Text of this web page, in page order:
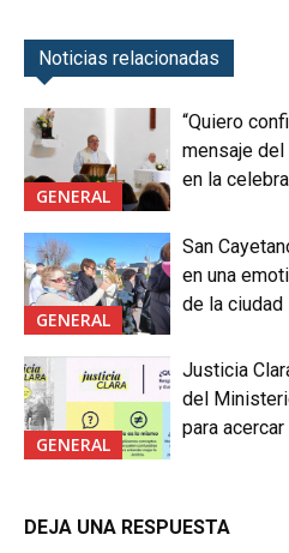
Noticias relacionadas
GENERAL
“Quiero
mensaje
en la
GENERAL
San
en una
de la ciudad
GENERAL
Justicia
del
para
DEJA UNA RESPUESTA